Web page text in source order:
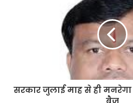
सरकार जुलाई माह से ही